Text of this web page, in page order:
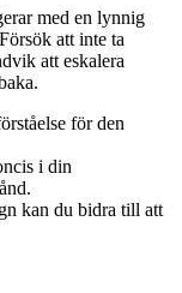
med en lynnig
att inte ta
att eskalera
för den
i din
kan du bidra till att